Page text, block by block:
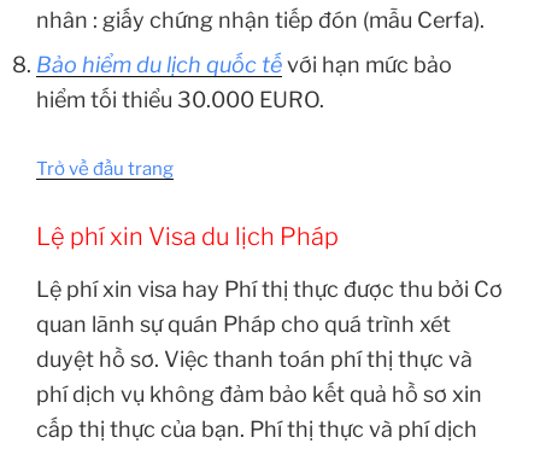
nhân : giấy chứng nhận tiếp đón (mẫu Cerfa).
Bảo hiểm du lịch quốc tếvới hạn mức bảo
hiểm tối thiểu 30.000 EURO.
Trở về đầu trang
Lệ phí xin Visa du lịch Pháp
Lệ phí xin visa hay Phí thị thực được thu bởi Cơ
quan lãnh sự quán Pháp cho quá trình xét
duyệt hồ sơ. Việc thanh toán phí thị thực và
phí dịch vụ không đảm bảo kết quả hồ sơ xin
cấp thị thực của bạn. Phí thị thực và phí dịch